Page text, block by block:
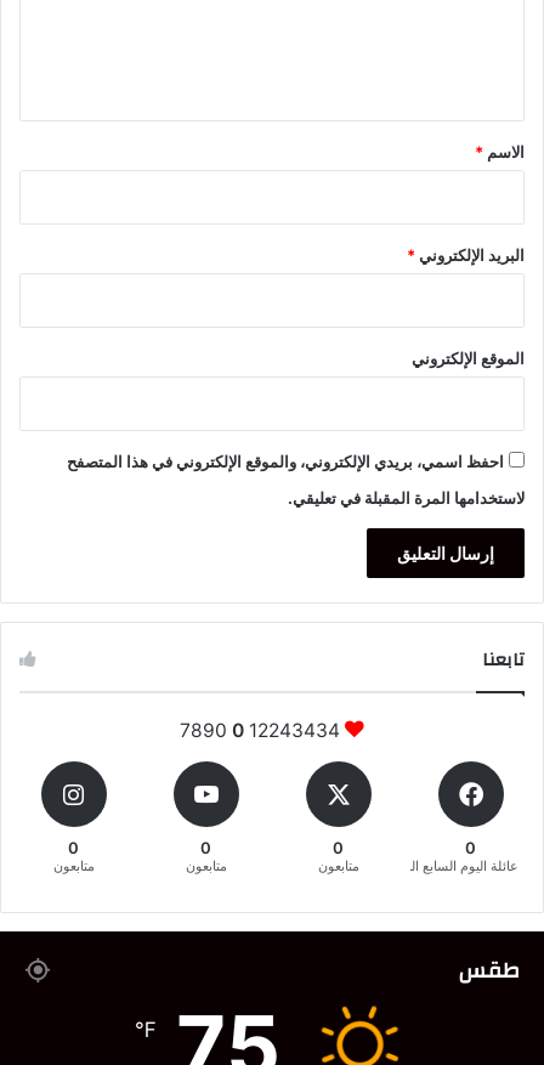
*
الاسم *
البريد الإلكتروني*
الموقع الإلكتروني
احفظ اسمي، بريدي الإلكتروني، والموقع الإلكتروني في هذا المتصفح
لاستخدامها المرة المقبلة في تعليقي.
تابعنا
12243434
0
0
عائلة اليوم السابع المغربية
0
متابعون
0
متابعون
0
متابعون
طقس
℉